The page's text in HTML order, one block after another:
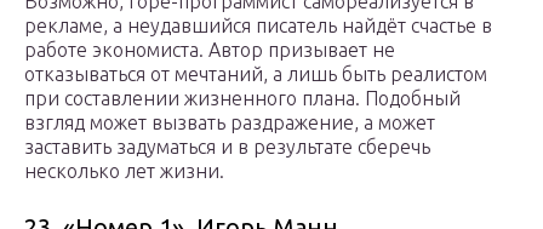
рекламе, а неудавшийся писатель найдёт счастье в
работе экономиста. Автор призывает не
отказываться от мечтаний, а лишь быть реалистом
при составлении жизненного плана. Подобный
взгляд может вызвать раздражение, а может
заставить задуматься и в результате сберечь
несколько лет жизни.